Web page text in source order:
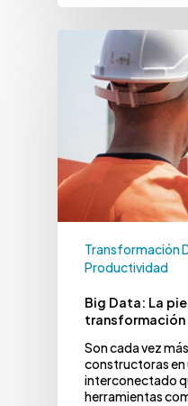
Transformación
Productividad
Big Data: La
Son cada vez
constructoras en
interconectado
herramientas